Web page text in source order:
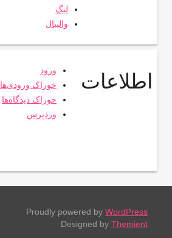
لیگ
والیبال
اطلاعات
ورود
خوراک ورودی‌ها
خوراک دیدگاه‌ها
وردپرس
Proudly powered by WordPress
Designed by Themient